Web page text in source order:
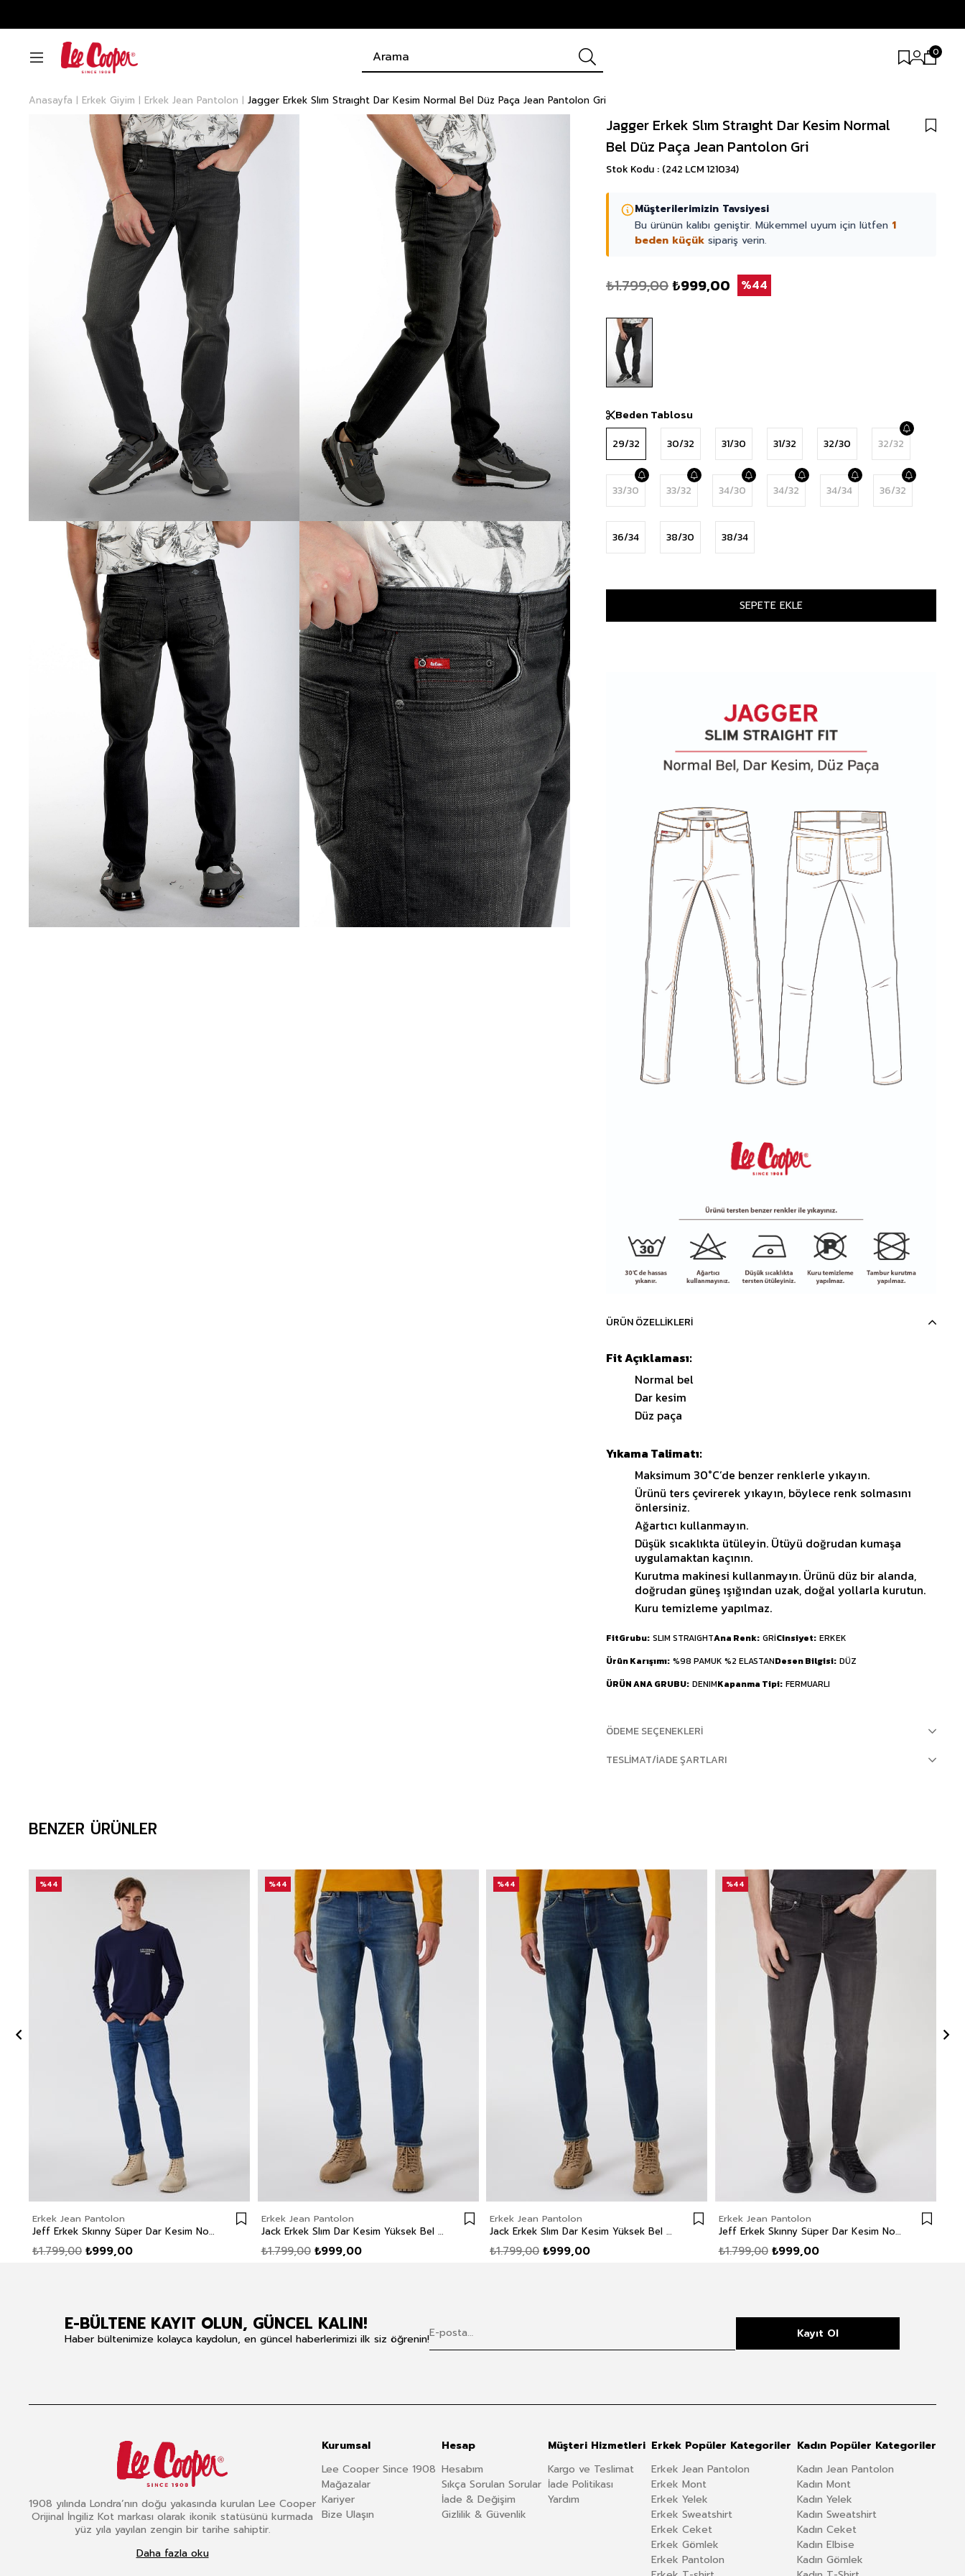
0
Anasayfa Erkek Giyim Erkek Jean Pantolon Jagger Erkek Slım Straıght Dar Kesim Normal Bel Düz Paça Jean Pantolon Gri
Jagger Erkek Slım Straıght Dar Kesim Normal
Bel Düz Paça Jean Pantolon Gri
Stok Kodu (242 LCM 121034)
Müşterilerimizin Tavsiyesi
Bu ürünün kalıbı geniştir. Mükemmel uyum için lütfen 1
beden küçük sipariş verin.
₺1.799,00₺999,00 44
Beden Tablosu
29/32 30/32 31/30 31/32 32/30 32/32
33/30 33/32 34/30 34/32 34/34 36/32
36/34 38/30 38/34
ÜRÜN ÖZELLIKLERI
Fit Açıklaması:
Normal bel
Dar kesim
Düz paça
Yıkama Talimatı:
Maksimum 30°C’de benzer renklerle yıkayın.
Ürünü ters çevirerek yıkayın, böylece renk solmasını
önlersiniz.
Ağartıcı kullanmayın.
Düşük sıcaklıkta ütüleyin. Ütüyü doğrudan kumaşa
uygulamaktan kaçının.
Kurutma makinesi kullanmayın. Ürünü düz bir alanda,
doğrudan güneş ışığından uzak, doğal yollarla kurutun.
Kuru temizleme yapılmaz.
FitGrubu SLIM STRAIGHTAna Renk GRİCinsiyet ERKEK
Ürün Karışımı %98 PAMUK %2 ELASTANDesen Bilgisi DÜZ
ÜRÜN ANA GRUBU DENIMKapanma Tipi FERMUARLI
ÖDEME SEÇENEKLERI
TESLIMAT/İADE ŞARTLARI
BENZER ÜRÜNLER
Erkek Jean Pantolon
Jeff Erkek Skınny Süper Dar Kesim Normal Bel Dar Paça Jean Pantolon Mavi
₺999,00
₺1.799,00
%44
Erkek Jean Pantolon
Jack Erkek Slım Dar Kesim Yüksek Bel Dar Paça Jean Pantolon Mavi
₺999,00
₺1.799,00
%44
Erkek Jean Pantolon
Jack Erkek Slım Dar Kesim Yüksek Bel Dar Paça Jean Pantolon Mavi
₺999,00
₺1.799,00
%44
Erkek Jean Pantolon
Jeff Erkek Skınny Süper Dar Kesim Normal Bel Dar Paça Jean Pantolon Siyah
₺999,00
₺1.799,00
%44
E-BÜLTENE KAYIT OLUN, GÜNCEL KALIN!
Haber bültenimize kolayca kaydolun, en güncel haberlerimizi ilk siz öğrenin! Kayıt Ol
1908 yılında Londra’nın doğu yakasında kurulan Lee Cooper
Orijinal İngiliz Kot markası olarak ikonik statüsünü kurmada
yüz yıla yayılan zengin bir tarihe sahiptir.
Daha fazla oku
Kurumsal
Lee Cooper Since 1908
Mağazalar
Kariyer
Bize Ulaşın
Hesap
Hesabım
Sıkça Sorulan Sorular
İade & Değişim
Gizlilik & Güvenlik
Müşteri Hizmetleri
Kargo ve Teslimat
İade Politikası
Yardım
Erkek Popüler Kategoriler
Erkek Jean Pantolon
Erkek Mont
Erkek Yelek
Erkek Sweatshirt
Erkek Ceket
Erkek Gömlek
Erkek Pantolon
Kadın Popüler Kategoriler
Kadın Jean Pantolon
Kadın Mont
Kadın Yelek
Kadın Sweatshirt
Kadın Ceket
Kadın Elbise
Kadın Gömlek